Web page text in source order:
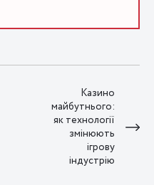
Казино
майбутнього:
як технології
змінюють
ігрову
індустрію